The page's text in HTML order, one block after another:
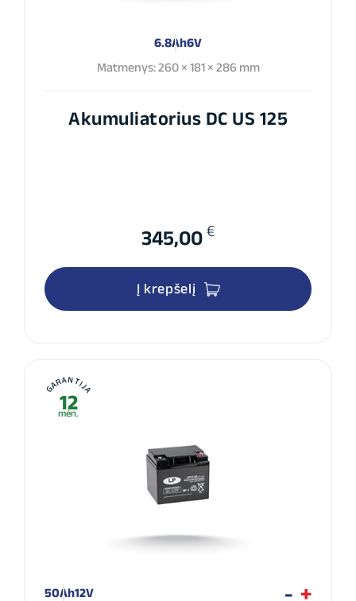
6.8Ah6V
Matmenys: 260 × 181 × 286 mm
Akumuliatorius DC US 125
345,00 €
Į krepšelį
GARANTIJA
12
mėn.
50Ah12V